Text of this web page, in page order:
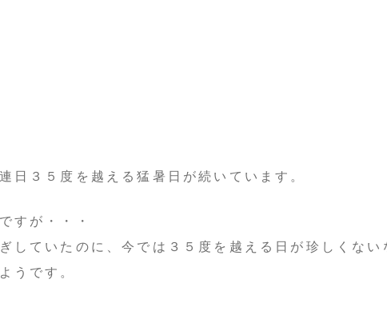
日３５度を越える猛暑日が続いています。
すが・・・
していたのに、今では３５度を越える日が珍しくない
うです。